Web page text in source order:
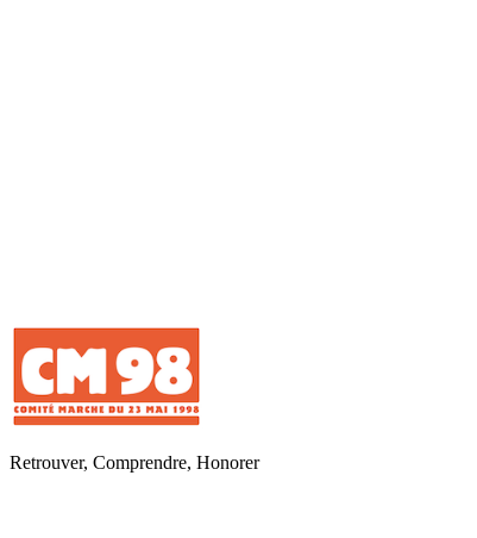
Retrouver, Comprendre, Honorer